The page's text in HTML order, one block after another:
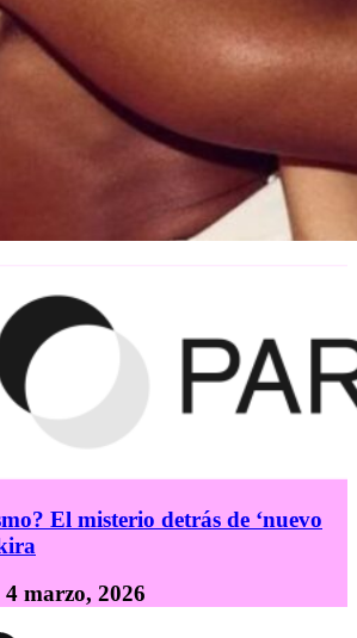
El misterio detrás de ‘nuevo
4 marzo, 2026